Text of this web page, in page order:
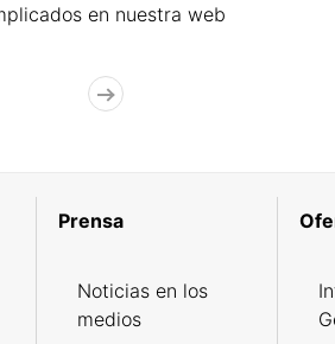
en nuestra web
Prensa
Noticias en los
medios